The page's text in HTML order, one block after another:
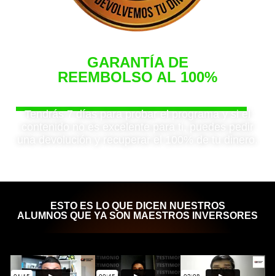
GARANTÍA DE
REEMBOLSO AL 100%
Tendrás 7 días para probar el programa y si el
ESTO ES LO QUE DICEN NUESTROS
ALUMNOS QUE YA SON MAESTROS INVERSORES